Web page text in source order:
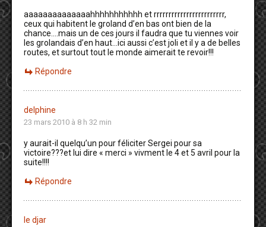
aaaaaaaaaaaaaahhhhhhhhhhh et rrrrrrrrrrrrrrrrrrrrrrrr,
ceux qui habitent le groland d’en bas ont bien de la
chance….mais un de ces jours il faudra que tu viennes voir
les grolandais d’en haut…ici aussi c’est joli et il y a de belles
routes, et surtout tout le monde aimerait te revoir!!!
Répondre
delphine
23 mars 2010 à 8 h 32 min
y aurait-il quelqu’un pour féliciter Sergei pour sa
victoire???et lui dire « merci » vivment le 4 et 5 avril pour la
suite!!!!
Répondre
le djar